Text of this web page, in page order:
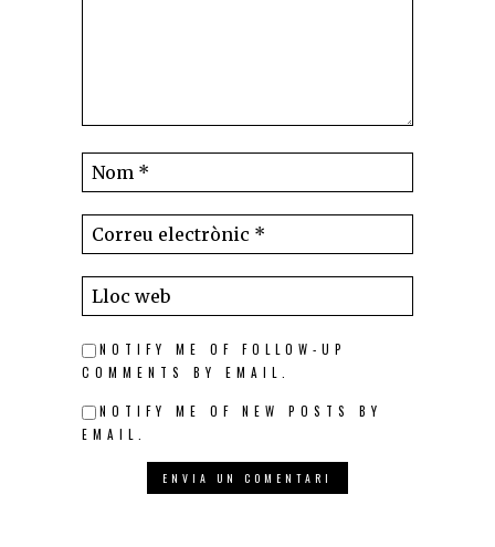
NOTIFY ME OF FOLLOW-UP
COMMENTS BY EMAIL.
NOTIFY ME OF NEW POSTS BY
EMAIL.